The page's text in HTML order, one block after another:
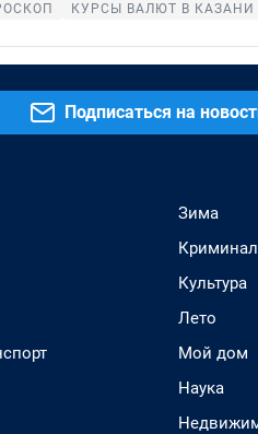
КУРСЫ ВАЛЮТ В КАЗАНИ
Подписаться на
Зима
Криминал
Культура
Лето
Мой дом
Наука